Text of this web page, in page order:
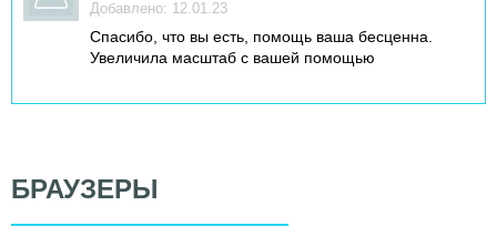
Добавлено: 12.01.23
Спасибо, что вы есть, помощь ваша бесценна.
Увеличила масштаб с вашей помощью
БРАУЗЕРЫ